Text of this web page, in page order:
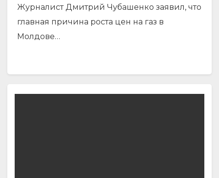
Журналист Дмитрий Чубашенко заявил, что
главная причина роста цен на газ в
Молдове…